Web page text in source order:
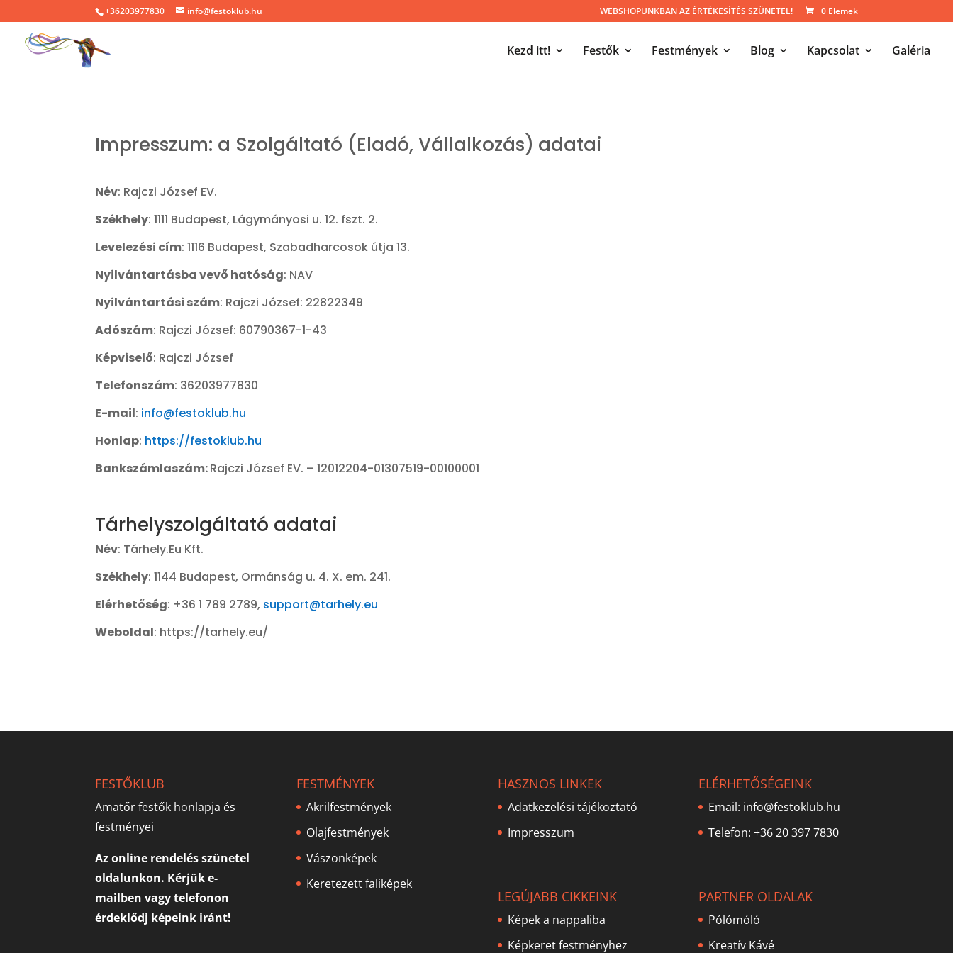
+36203977830 info@festoklub.hu WEBSHOPUNKBAN AZ ÉRTÉKESÍTÉS SZÜNETEL! 0 Elemek
Kezd itt! Festők Festmények Blog Kapcsolat Galéria
Impresszum: a Szolgáltató (Eladó, Vállalkozás) adatai
Név: Rajczi József EV.
Székhely:1111 Budapest, Lágymányosi u. 12. fszt. 2.
Levelezési cím: 1116 Budapest, Szabadharcosok útja 13.
Nyilvántartásba vevő hatóság: NAV
Nyilvántartási szám: Rajczi József: 22822349
Adószám: Rajczi József: 60790367-1-43
Képviselő: Rajczi József
Telefonszám: 36203977830
E-mail: info@festoklub.hu
Honlap: https://festoklub.hu
Bankszámlaszám:Rajczi József EV. – 12012204-01307519-00100001
Tárhelyszolgáltató adatai
Név: Tárhely.Eu Kft.
Székhely: 1144 Budapest, Ormánság u. 4. X. em. 241.
Elérhetőség: +36 1 789 2789, support@tarhely.eu
Weboldal: https://tarhely.eu/
FESTŐKLUB
Amatőr festők honlapja és
festményei
Az online rendelés szünetel
oldalunkon. Kérjük e-
mailben vagy telefonon
érdeklődj képeink iránt!
FESTMÉNYEK
Akrilfestmények
Olajfestmények
Vászonképek
Keretezett faliképek
HASZNOS LINKEK
Adatkezelési tájékoztató
Impresszum
LEGÚJABB CIKKEINK
Képek a nappaliba
Képkeret festményhez
ELÉRHETŐSÉGEINK
Email: info@festoklub.hu
Telefon: +36 20 397 7830
PARTNER OLDALAK
Pólómóló
Kreatív Kávé